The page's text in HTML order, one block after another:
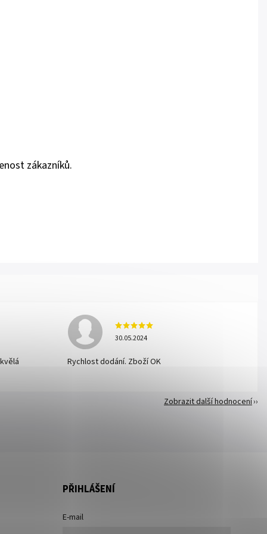
zákazníků.
30.05.2024
Rychlost dodání. Zboží OK
Zobrazit další hodnocení
PŘIHLÁŠENÍ
E-mail